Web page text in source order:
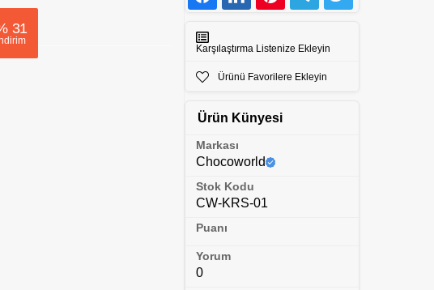
31
Karşılaştırma Listenize Ekleyin
Ürünü Favorilere Ekleyin
Ürün Künyesi
Markası
Chocoworld
Stok Kodu
CW-KRS-01
Puanı
Yorum
0